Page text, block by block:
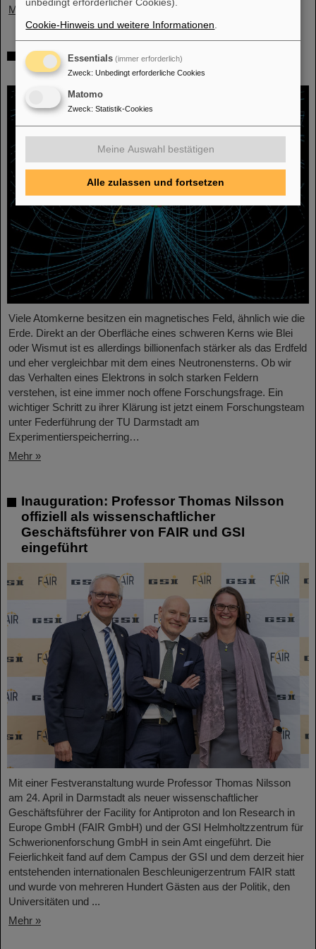
Mehr »
Physiker*innen testen Quantentheorie mit
Atomkernen aus einer Kernreaktion
Viele Atomkerne besitzen ein magnetisches Feld, ähnlich wie die
Erde. Direkt an der Oberfläche eines schweren Kerns wie Blei
oder Wismut ist es allerdings billionenfach stärker als das Erdfeld
und eher vergleichbar mit dem eines Neutronensterns. Ob wir
das Verhalten eines Elektrons in solch starken Feldern
verstehen, ist eine immer noch offene Forschungsfrage. Ein
wichtiger Schritt zu ihrer Klärung ist jetzt einem Forschungsteam
unter Federführung der TU Darmstadt am
Experimentierspeicherring…
Mehr »
Inauguration: Professor Thomas Nilsson
offiziell als wissenschaftlicher
Geschäftsführer von FAIR und GSI
eingeführt
Mit einer Festveranstaltung wurde Professor Thomas Nilsson
am 24. April in Darmstadt als neuer wissenschaftlicher
Geschäftsführer der Facility for Antiproton and Ion Research in
Europe GmbH (FAIR GmbH) und der GSI Helmholtzzentrum für
Schwerionenforschung GmbH in sein Amt eingeführt. Die
Feierlichkeit fand auf dem Campus der GSI und dem derzeit hier
entstehenden internationalen Beschleunigerzentrum FAIR statt
und wurde von mehreren Hundert Gästen aus der Politik, den
Universitäten und ...
Mehr »
Cookie-Hinweis und weitere Informationen
Essentials (immer erforderlich)
Zweck: Unbedingt erforderliche Cookies
Matomo
Zweck: Statistik-Cookies
Meine Auswahl bestätigen
Alle zulassen und fortsetzen